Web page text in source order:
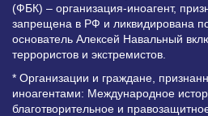
(ФБК) – организация-иноагент,
запрещена в РФ и ликвидирована
основатель Алексей Навальный
террористов и экстремистов.
* Организации и граждане,
иноагентами: Международное
благотворительное и